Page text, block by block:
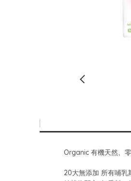
Organic 有機天然、
20大無添加 所有哺乳